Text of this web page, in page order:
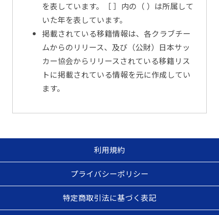
を表しています。［ ］内の（ ）は所属して
いた年を表しています。
掲載されている移籍情報は、各クラブチー
ムからのリリース、及び（公財）日本サッ
カー協会からリリースされている移籍リス
トに掲載されている情報を元に作成してい
ます。
利用規約
プライバシーポリシー
特定商取引法に基づく表記